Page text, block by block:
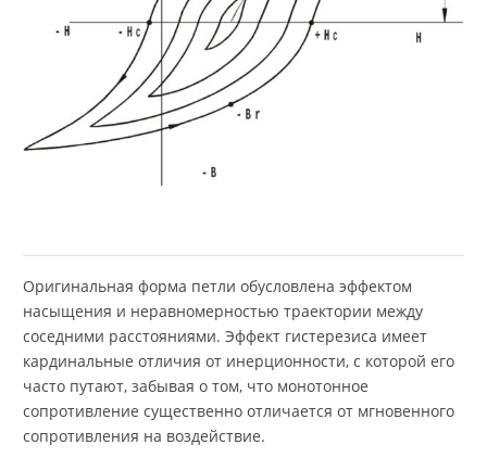
Оригинальная форма петли обусловлена эффектом
насыщения и неравномерностью траектории между
соседними расстояниями. Эффект гистерезиса имеет
кардинальные отличия от инерционности, с которой его
часто путают, забывая о том, что монотонное
сопротивление существенно отличается от мгновенного
сопротивления на воздействие.